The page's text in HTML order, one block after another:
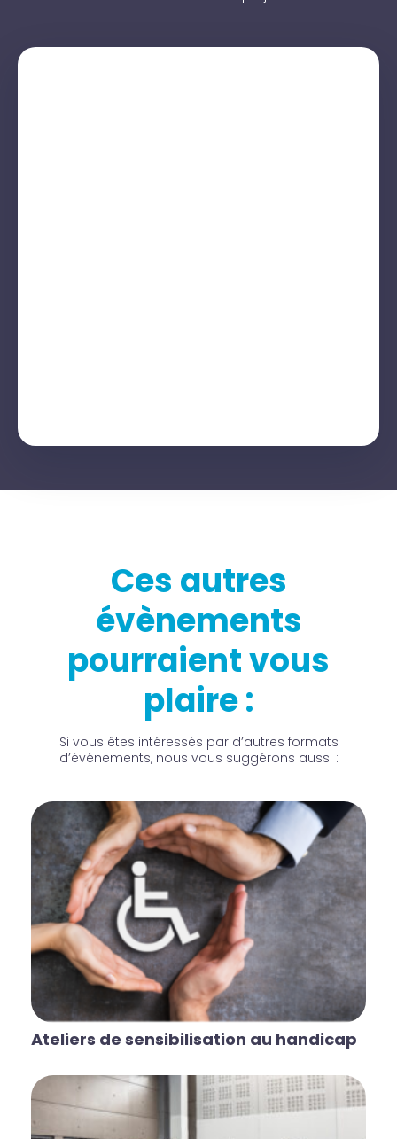
Ces autres
évènements
pourraient vous
plaire :
Si vous êtes intéressés par d’autres formats
d’événements, nous vous suggérons aussi :
Ateliers de sensibilisation au handicap